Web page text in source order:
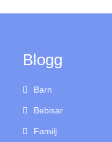
Blogg
Barn
Bebisar
Familj